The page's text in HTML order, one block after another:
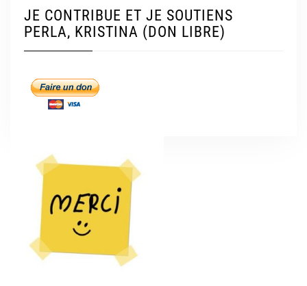
JE CONTRIBUE ET JE SOUTIENS
PERLA, KRISTINA (DON LIBRE)